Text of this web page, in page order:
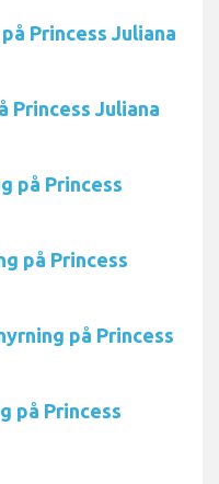
Princess Juliana
Princess Juliana
på Princess
på Princess
på Princess
på Princess